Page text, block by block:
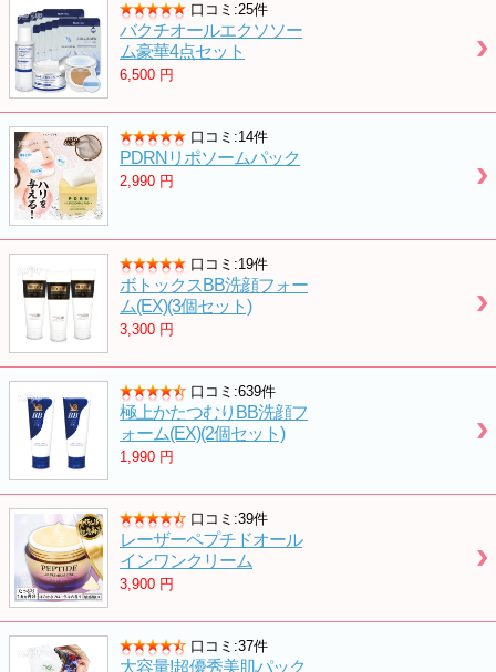
口コミ:25件
バクチオールエクソソー
ム豪華4点セット
6,500 円
口コミ:14件
PDRNリポソームパック
2,990 円
口コミ:19件
ボトックスBB洗顔フォー
ム(EX)(3個セット)
3,300 円
口コミ:639件
極上かたつむりBB洗顔フ
ォーム(EX)(2個セット)
1,990 円
口コミ:39件
レーザーペプチドオール
インワンクリーム
3,900 円
口コミ:37件
大容量!超優秀美肌パック